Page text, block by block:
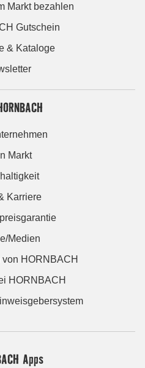
Markt bezahlen
Gutschein
& Kataloge
Markt
Karriere
Medien
HORNBACH
HORNBACH
Apps